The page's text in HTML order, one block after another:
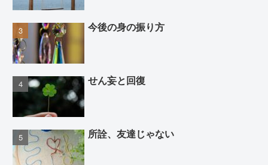
今後の身の振り方
せん妄と回復
所詮、友達じゃない